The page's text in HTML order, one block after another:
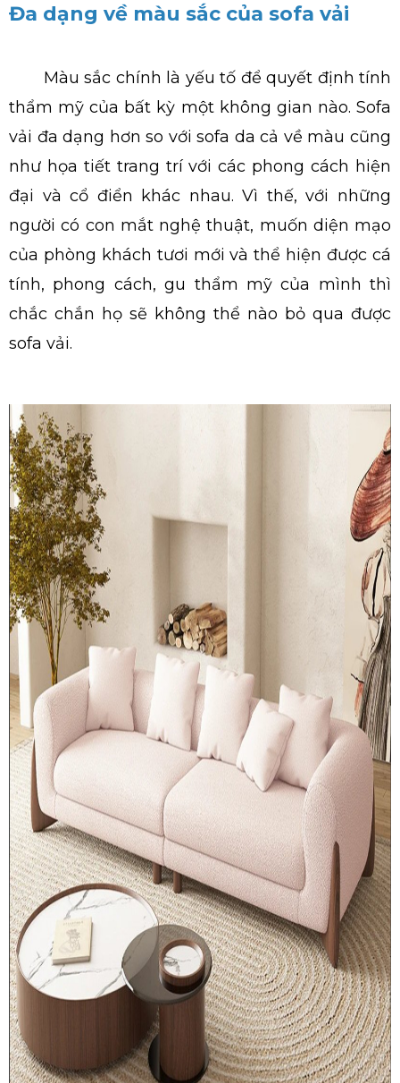
Đa dạng về màu sắc của sofa vải
Màu sắc chính là yếu tố để quyết định tính
thẩm mỹ của bất kỳ một không gian nào. Sofa
vải đa dạng hơn so với sofa da cả về màu cũng
như họa tiết trang trí với các phong cách hiện
đại và cổ điển khác nhau. Vì thế, với những
người có con mắt nghệ thuật, muốn diện mạo
của phòng khách tươi mới và thể hiện được cá
tính, phong cách, gu thẩm mỹ của mình thì
chắc chắn họ sẽ không thể nào bỏ qua được
sofa vải.